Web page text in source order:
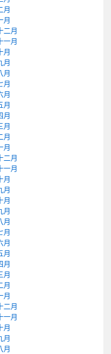
月
月
二月
一月
月
月
月
月
月
月
月
月
月
月
二月
一月
月
月
月
月
月
月
月
月
月
月
月
月
二月
一月
月
月
月